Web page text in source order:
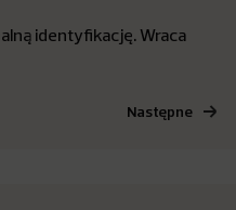
identyfikację. Wraca
Następne